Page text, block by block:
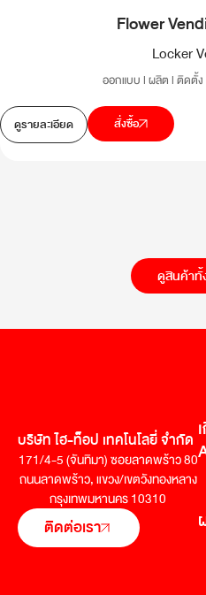
Flower
Locker
ออกแบบ l ผลิต l ติดตั้ง
ดูรายละเอียด สั่งซื้อ
ดูสินค้าทั้
บริษัท ไฮ-ท็อป เทคโนโลยี่ จำกัด
171/4-5 (จันทิมา) ซอยลาดพร้าว 80
ถนนลาดพร้าว,แขวง/เขตวังทองหลาง
กรุงเทพมหานคร 10310
ติดต่อเรา